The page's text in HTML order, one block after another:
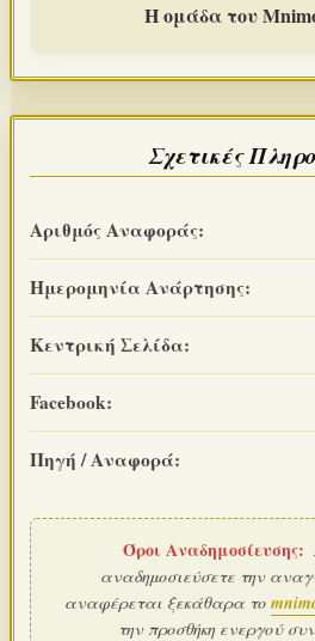
Η ομάδα του
Σχετικές
Αριθμός Αναφοράς:
Ημερομηνία Ανάρτησης:
Κεντρική Σελίδα:
Facebook:
Πηγή / Αναφορά:
Όροι Αναδημοσίευσης:
αναδημοσιεύσετε την
αναφέρεται ξεκάθαρα το
την προσθήκη ενεργού